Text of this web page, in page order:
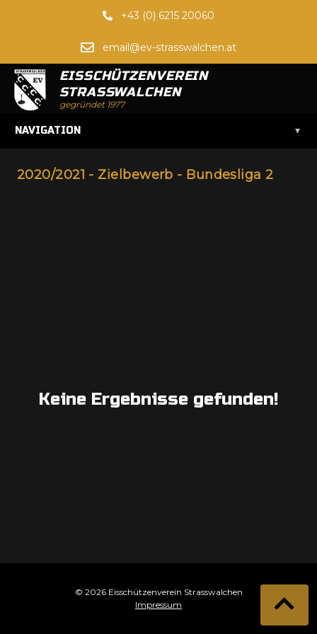
+43 (0) 6215 20060
email@ev-strasswalchen.at
EISSCHÜTZENVEREIN
STRASSWALCHEN
gegründet 1977
NAVIGATION ▾
2020/2021 - Zielbewerb - Bundesliga 2
Keine Ergebnisse gefunden!
© 2026 Eisschützenverein Strasswalchen
Impressum